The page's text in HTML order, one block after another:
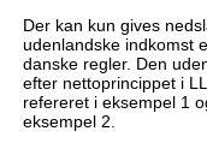
Der kan kun gives
udenlandske indkomst
danske regler. Den
efter nettoprincippet i
refereret i eksempel 1
eksempel 2.